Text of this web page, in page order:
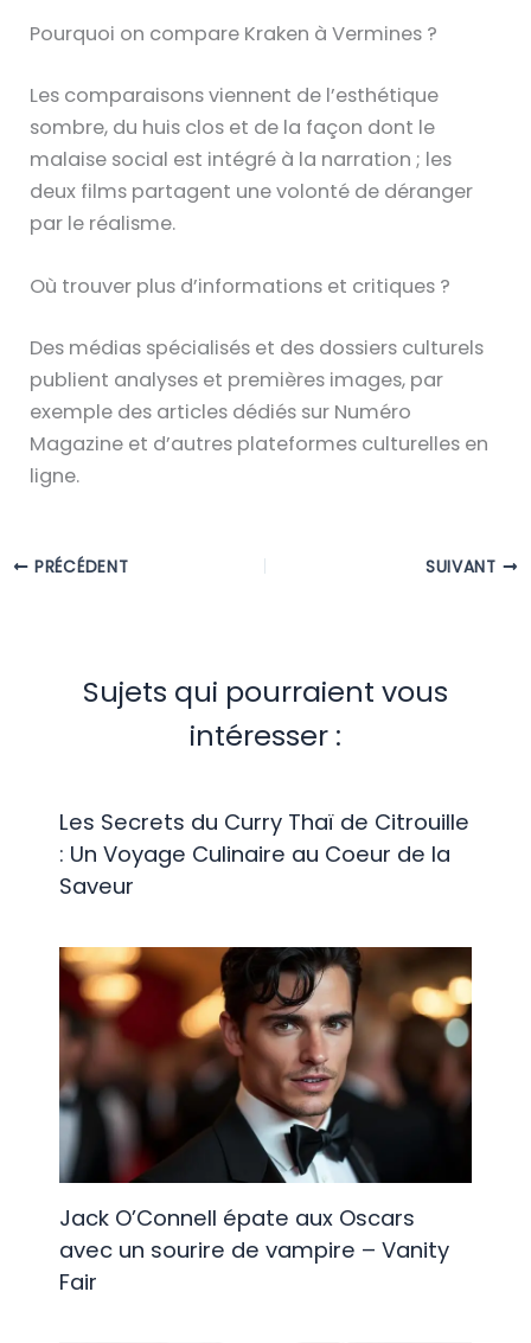
Pourquoi on compare Kraken à Vermines ?
Les comparaisons viennent de l’esthétique
sombre, du huis clos et de la façon dont le
malaise social est intégré à la narration ; les
deux films partagent une volonté de déranger
par le réalisme.
Où trouver plus d’informations et critiques ?
Des médias spécialisés et des dossiers culturels
publient analyses et premières images, par
exemple des articles dédiés sur Numéro
Magazine et d’autres plateformes culturelles en
ligne.
PRÉCÉDENT SUIVANT
Sujets qui pourraient vous
intéresser :
Les Secrets du Curry Thaï de Citrouille
: Un Voyage Culinaire au Coeur de la
Saveur
Jack O’Connell épate aux Oscars
avec un sourire de vampire – Vanity
Fair